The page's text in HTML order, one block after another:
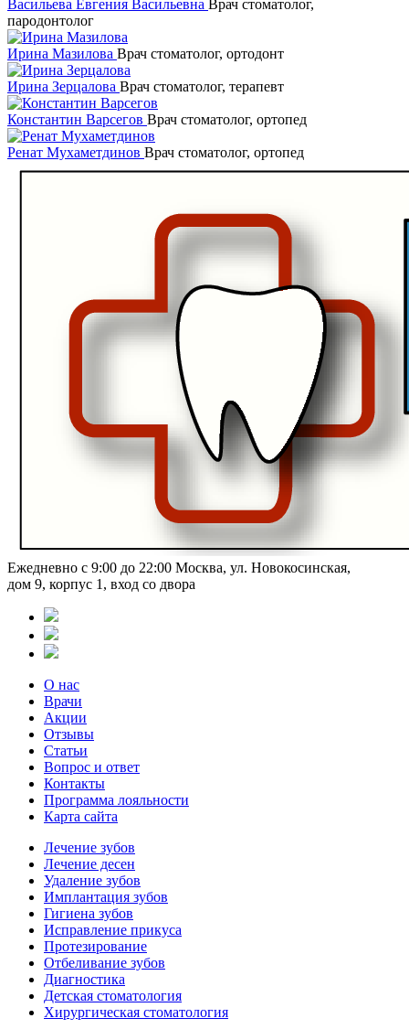
Васильева Евгения Васильевна Врач стоматолог,
пародонтолог
Ирина Мазилова Врач стоматолог, ортодонт
Ирина Зерцалова Врач стоматолог, терапевт
Константин Варсегов Врач стоматолог, ортопед
Ренат Мухаметдинов Врач стоматолог, ортопед
Ежедневно с 9:00 до 22:00 Москва, ул. Новокосинская,
дом 9, корпус 1, вход со двора
О нас
Врачи
Акции
Отзывы
Статьи
Вопрос и ответ
Контакты
Программа лояльности
Карта сайта
Лечение зубов
Лечение десен
Удаление зубов
Имплантация зубов
Гигиена зубов
Исправление прикуса
Протезирование
Отбеливание зубов
Диагностика
Детская стоматология
Хирургическая стоматология